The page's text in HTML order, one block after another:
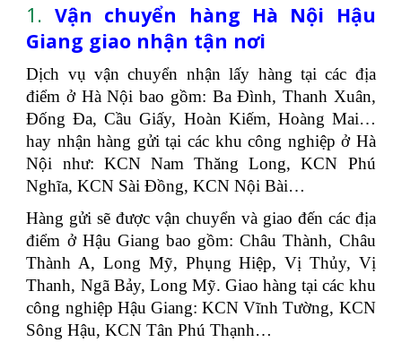
1. Vận chuyển hàng Hà Nội Hậu
Giang giao nhận tận nơi
Dịch vụ vận chuyển nhận lấy hàng tại các địa
điểm ở Hà Nội bao gồm: Ba Đình, Thanh Xuân,
Đống Đa, Cầu Giấy, Hoàn Kiếm, Hoàng Mai…
hay nhận hàng gửi tại các khu công nghiệp ở Hà
Nội như: KCN Nam Thăng Long, KCN Phú
Nghĩa, KCN Sài Đồng, KCN Nội Bài…
Hàng gửi sẽ được vận chuyển và giao đến các địa
điểm ở Hậu Giang bao gồm: Châu Thành, Châu
Thành A, Long Mỹ, Phụng Hiệp, Vị Thủy, Vị
Thanh, Ngã Bảy, Long Mỹ. Giao hàng tại các khu
công nghiệp Hậu Giang: KCN Vĩnh Tường, KCN
Sông Hậu, KCN Tân Phú Thạnh…